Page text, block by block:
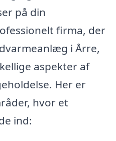
på din
firma, der
i Årre,
aspekter af
Her er
hvor et
ind: